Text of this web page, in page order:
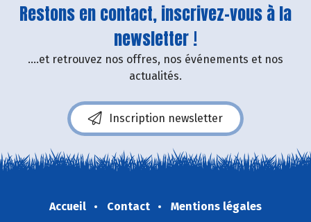
Restons en contact, inscrivez-vous à la
newsletter !
....et retrouvez nos offres, nos événements et nos
actualités.
Inscription newsletter
Accueil Contact
Mentions légales